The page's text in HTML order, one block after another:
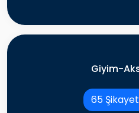
Giyim-
65 Şikayet